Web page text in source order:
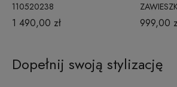
110520238
1 490,00 zł
OPALEM
999,00
Dopełnij swoją stylizację